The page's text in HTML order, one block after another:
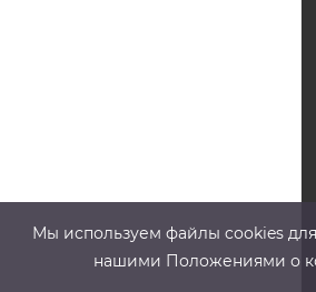
Мы используем файлы cооkies
нашими Положениями о